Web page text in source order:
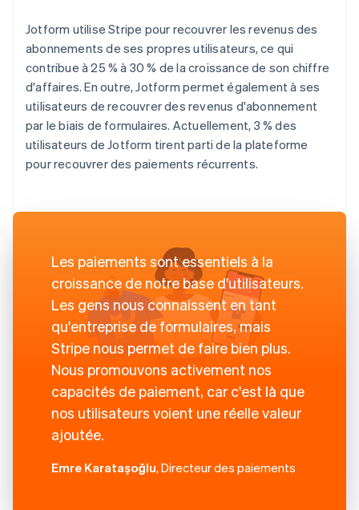
Jotform utilise Stripe pour recouvrer les revenus des
abonnements de ses propres utilisateurs, ce qui
contribue à 25 % à 30 % de la croissance de son chiffre
d'affaires. En outre, Jotform permet également à ses
utilisateurs de recouvrer des revenus d'abonnement
par le biais de formulaires. Actuellement, 3 % des
utilisateurs de Jotform tirent parti de la plateforme
pour recouvrer des paiements récurrents.
Les paiements sont essentiels à la
croissance de notre base d'utilisateurs.
Les gens nous connaissent en tant
qu'entreprise de formulaires, mais
Stripe nous permet de faire bien plus.
Nous promouvons activement nos
capacités de paiement, car c'est là que
nos utilisateurs voient une réelle valeur
ajoutée.
Emre Karataşoğlu, Directeur des paiements